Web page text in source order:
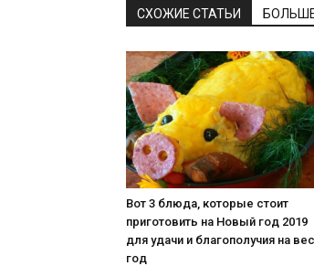
СХОЖИЕ СТАТЬИ
Вот 3 блюда, которые стоит
приготовить на Новый год 2019
для удачи и благополучия на
год